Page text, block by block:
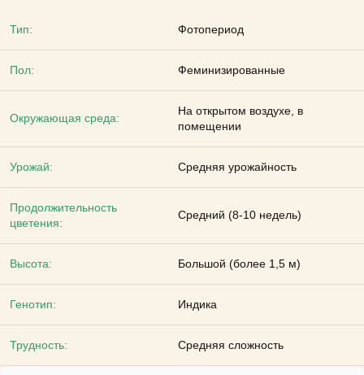
Тип: Фотопериод
Пол: Феминизированные
Окружающая среда:
На открытом воздухе, в
помещении
Урожай: Средняя урожайность
Продолжительность
цветения:
Средний (8-10 недель)
Высота: Большой (более 1,5 м)
Генотип: Индика
Трудность: Средняя сложность